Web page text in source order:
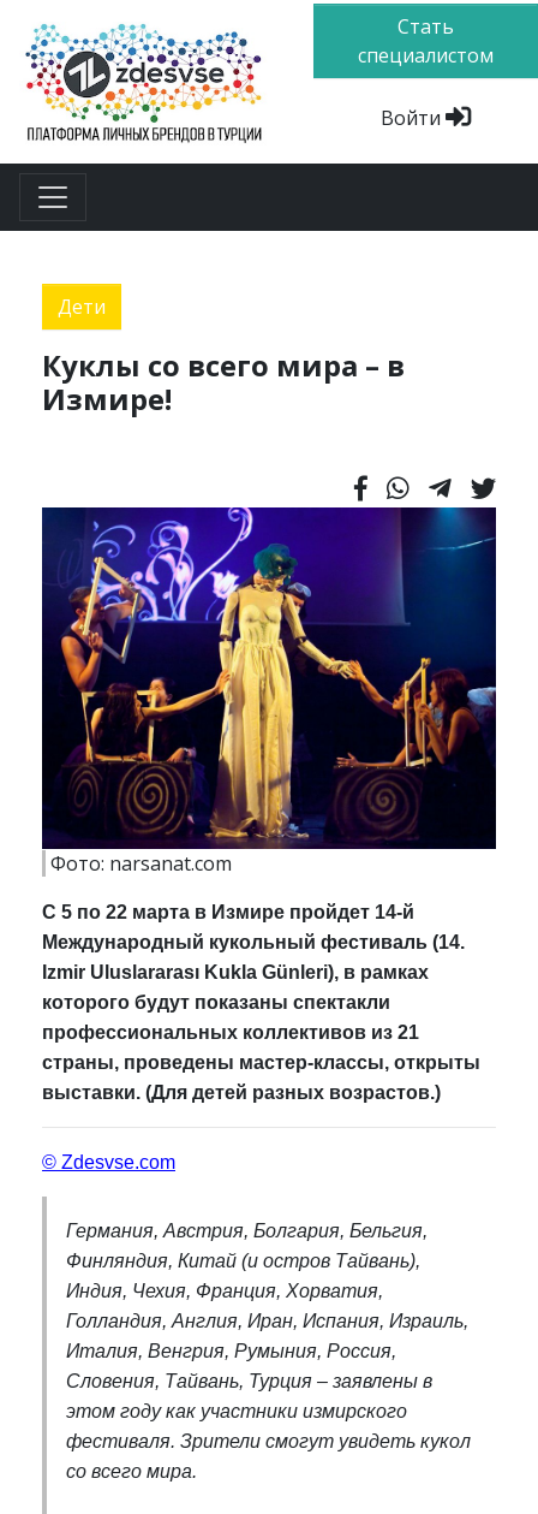
Стать
специалистом
Войти
Дети
Куклы со всего мира – в
Измире!
Фото: narsanat.com
С 5 по 22 марта в Измире пройдет 14-й
Международный кукольный фестиваль (14.
Izmir Uluslararası Kukla Günleri), в рамках
которого будут показаны спектакли
профессиональных коллективов из 21
страны, проведены мастер-классы, открыты
выставки. (Для детей разных возрастов.)
© Zdesvse.com
Германия, Австрия, Болгария, Бельгия,
Финляндия, Китай (и остров Тайвань),
Индия, Чехия, Франция, Хорватия,
Голландия, Англия, Иран, Испания, Израиль,
Италия, Венгрия, Румыния, Россия,
Словения, Тайвань, Турция – заявлены в
этом году как участники измирского
фестиваля. Зрители смогут увидеть кукол
со всего мира.